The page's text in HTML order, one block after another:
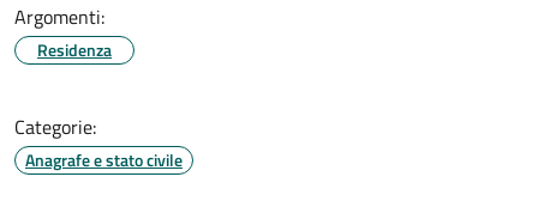
Argomenti:
Residenza
Categorie:
Anagrafe e stato civile